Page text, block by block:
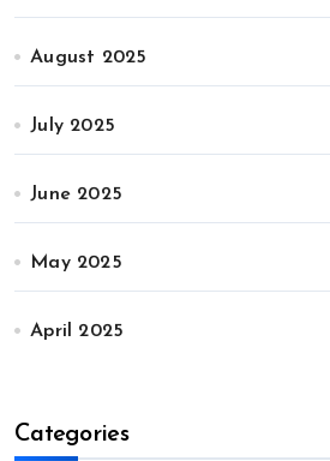
August 2025
July 2025
June 2025
May 2025
April 2025
Categories